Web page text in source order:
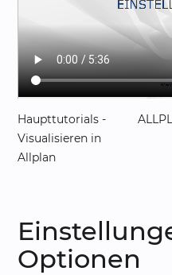
Haupttutorials -
Visualisieren in
Allplan
Optionen